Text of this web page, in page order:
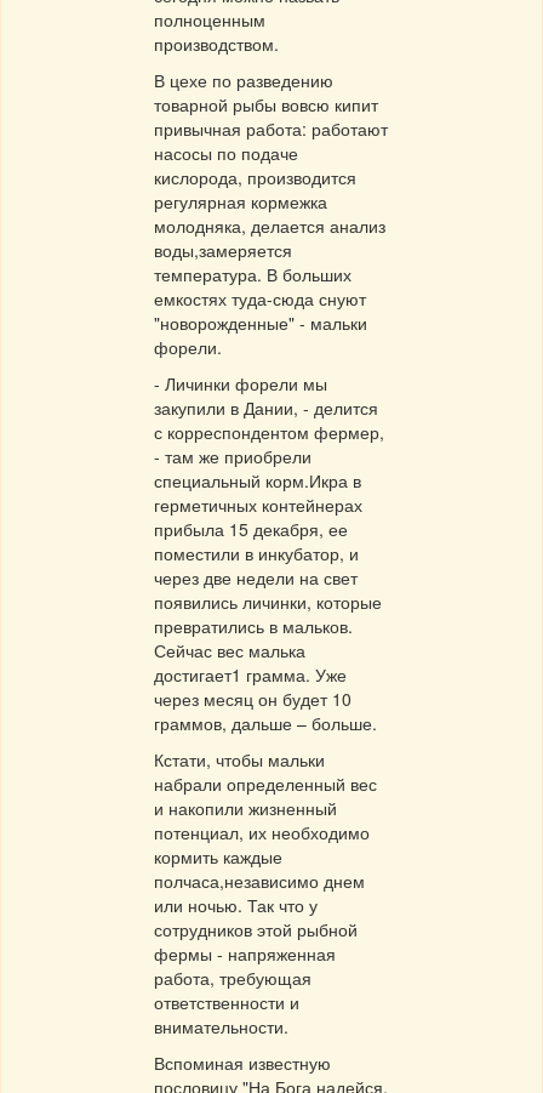
полноценным
производством.
В цехе по разведению
товарной рыбы вовсю кипит
привычная работа: работают
насосы по подаче
кислорода, производится
регулярная кормежка
молодняка, делается анализ
воды,замеряется
температура. В больших
емкостях туда-сюда снуют
"новорожденные" - мальки
форели.
- Личинки форели мы
закупили в Дании, - делится
с корреспондентом фермер,
- там же приобрели
специальный корм.Икра в
герметичных контейнерах
прибыла 15 декабря, ее
поместили в инкубатор, и
через две недели на свет
появились личинки, которые
превратились в мальков.
Сейчас вес малька
достигает1 грамма. Уже
через месяц он будет 10
граммов, дальше – больше.
Кстати, чтобы мальки
набрали определенный вес
и накопили жизненный
потенциал, их необходимо
кормить каждые
полчаса,независимо днем
или ночью. Так что у
сотрудников этой рыбной
фермы - напряженная
работа, требующая
ответственности и
внимательности.
Вспоминая известную
пословицу "На Бога надейся,